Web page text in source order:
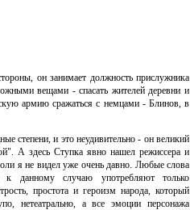
он занимает должность прислужника
вещами - спасать жителей деревни и
армию сражаться с немцами - Блинов, в
степени, и это неудивительно - он великий
А здесь Ступка явно нашел режиссера и
я не видел уже очень давно. Любые слова
к данному случаю употребляют только
простота и героизм народа, который
нетеатрально, а все эмоции персонажа